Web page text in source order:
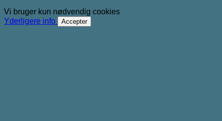
Vi bruger kun nødvendig cookies
Yderligere info
Accepter